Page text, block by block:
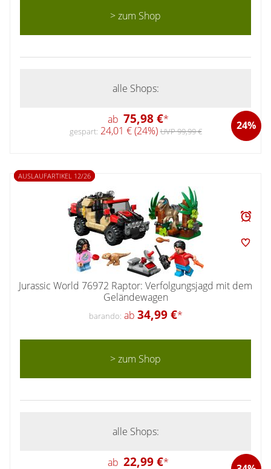
> zum Shop
alle Shops:
ab 75,98 €* 24%
gespart: 24,01 € (24%)UVP 99,99 €
AUSLAUFARTIKEL 12/26
Jurassic World 76972 Raptor: Verfolgungsjagd mit dem
Geländewagen
barando: ab 34,99 €*
> zum Shop
alle Shops:
ab 22,99 €*